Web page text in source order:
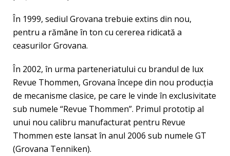
În 1999, sediul Grovana trebuie extins din nou,
pentru a rămâne în ton cu cererea ridicată a
ceasurilor Grovana.
În 2002, în urma parteneriatului cu brandul de lux
Revue Thommen, Grovana începe din nou producţia
de mecanisme clasice, pe care le vinde în exclusivitate
sub numele “Revue Thommen”. Primul prototip al
unui nou calibru manufacturat pentru Revue
Thommen este lansat în anul 2006 sub numele GT
(Grovana Tenniken).